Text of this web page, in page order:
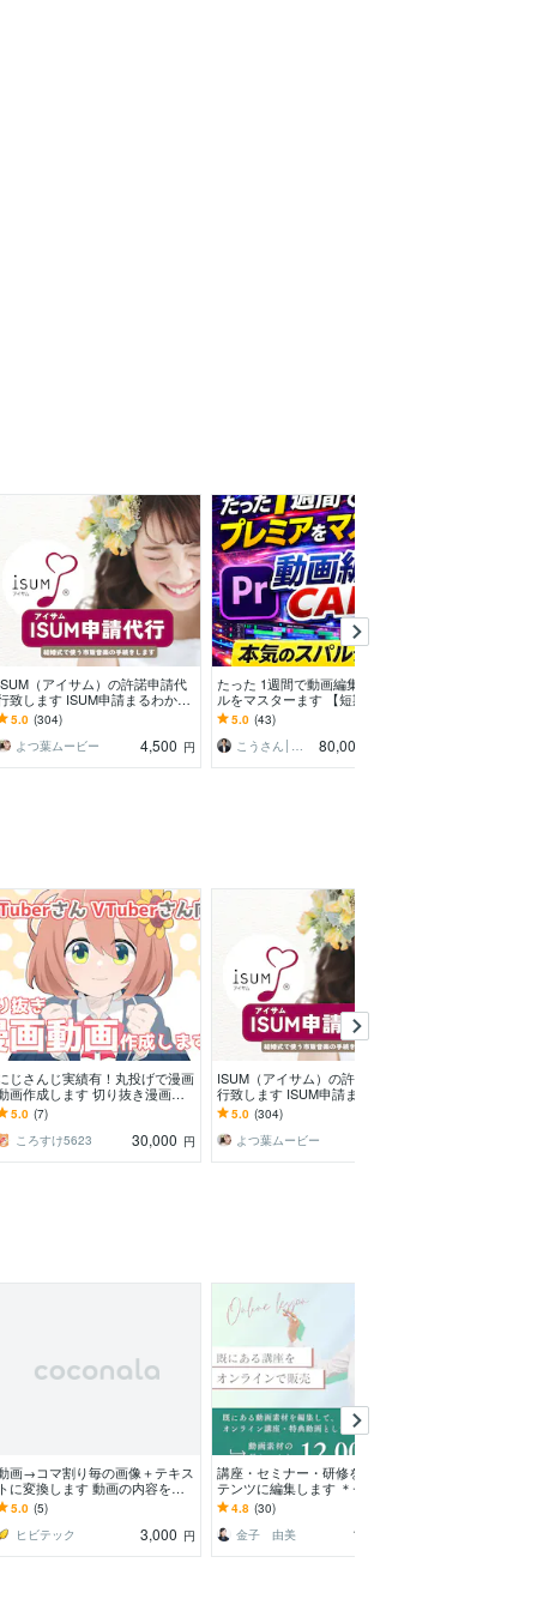
（アイサム）の許諾申請代
致します ISUM申請まるわかり
画付で初めてでも安心♪
5.0 (304)
よつ葉ムービー
4,500 円
たった 1週間で動画編集 現場レベ
ルをマスターます 【短期集中
型】1.5時間×7日で現場レベルま
で伴走
5.0 (43)
こうさん│映像×AI×SNS
80,000
じさんじ実績有！丸投げで漫画
画作成します 切り抜き漫画動
やTRPGリプレイ動画作ります
5.0 (7)
ころすけ5623
30,000 円
ISUM（アイサム）の許諾申請代
行致します ISUM申請まるわかり
動画付で初めてでも安心♪
5.0 (304)
よつ葉ムービー
画→コマ割り毎の画像＋テキス
トに変換します 動画の内容を分
りやすくお伝えするのに最適！
5.0 (5)
ヒビテック
3,000 円
講座・セミナー・研修を動画コン
テンツに編集します ＊セミナー
参加費用以外の収入源、活用法を
お考えの企業・講師様
4.8 (30)
金子 由美
12,000